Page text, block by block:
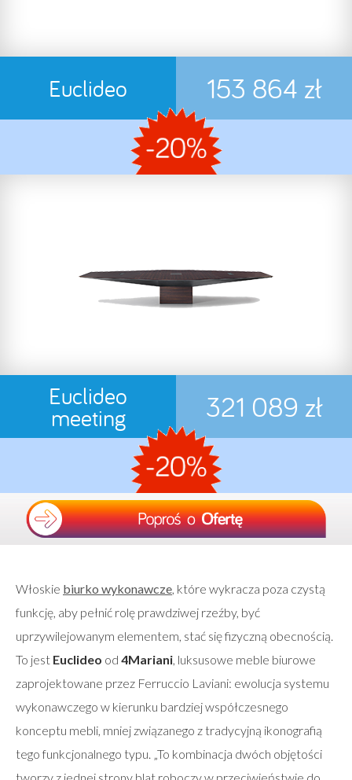
Euclideo 153 864 zł
Euclideo
meeting 321 089 zł
Włoskie biurko wykonawcze , które wykracza poza czystą
funkcję, aby pełnić rolę prawdziwej rzeźby, być
uprzywilejowanym elementem, stać się fizyczną obecnością.
To jest Euclideo od 4Mariani , luksusowe meble biurowe
zaprojektowane przez Ferruccio Laviani: ewolucja systemu
wykonawczego w kierunku bardziej współczesnego
konceptu mebli, mniej związanego z tradycyjną ikonografią
tego funkcjonalnego typu. „To kombinacja dwóch objętości
tworzy z jednej strony blat roboczy w przeciwieństwie do